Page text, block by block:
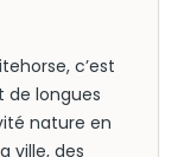
c’est
de longues
nature en
ville, des